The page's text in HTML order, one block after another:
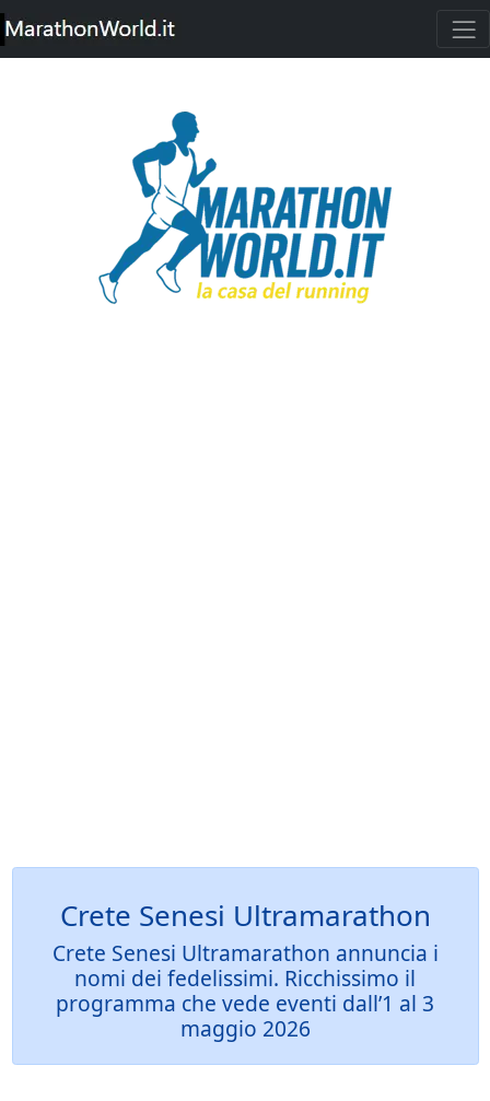
Crete Senesi Ultramarathon
Crete Senesi Ultramarathon annuncia i
nomi dei fedelissimi. Ricchissimo il
programma che vede eventi dall’1 al 3
maggio 2026